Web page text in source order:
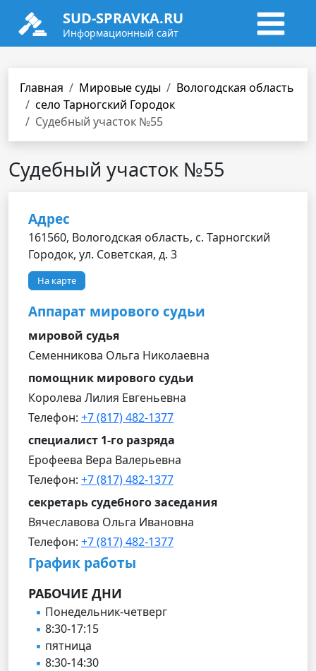
SUD-SPRAVKA.RU
Информационный сайт
Главная Мировые суды
Вологодская область
село Тарногский Городок
Cудебный участок №55
Cудебный участок №55
Адрес
161560, Вологодская область, с. Тарногский
Городок, ул. Советская, д. 3
На карте
Аппарат мирового судьи
мировой судья
Семенникова Ольга Николаевна
помощник мирового судьи
Королева Лилия Евгеньевна
Телефон: +7 (817) 482-1377
специалист 1-го разряда
Ерофеева Вера Валерьевна
Телефон: +7 (817) 482-1377
секретарь судебного заседания
Вячеславова Ольга Ивановна
Телефон: +7 (817) 482-1377
График работы
РАБОЧИЕ ДНИ
Понедельник-четверг
8:30-17:15
пятница
8:30-14:30